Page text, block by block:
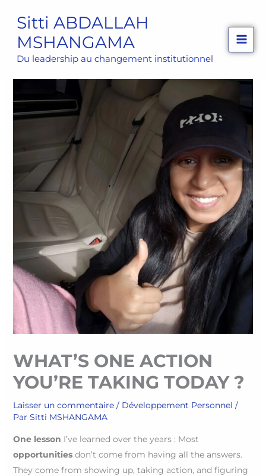
contenu
Sitti ABDALLAH
MSHANGAMA
Du leadership au changement institutionnel
WHAT’S ONE ACTION
YOU’RE TAKING TODAY ?
Laisser un commentaire / Développement Personnel /
Par Sitti MSHANGAMA
One lesson I’ve learned over the years : Most
opportunities don’t come from having all the answers.
They come from showing up, taking action, and figuring